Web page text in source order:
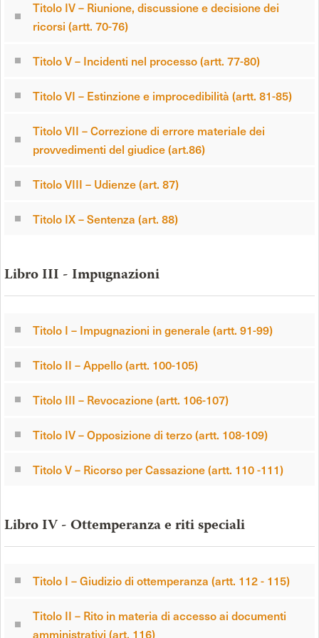
Titolo IV – Riunione, discussione e decisione dei
ricorsi (artt. 70-76)
Titolo V – Incidenti nel processo (artt. 77-80)
Titolo VI – Estinzione e improcedibilità (artt. 81-85)
Titolo VII – Correzione di errore materiale dei
provvedimenti del giudice (art.86)
Titolo VIII – Udienze (art. 87)
Titolo IX – Sentenza (art. 88)
Libro III - Impugnazioni
Titolo I – Impugnazioni in generale (artt. 91-99)
Titolo II – Appello (artt. 100-105)
Titolo III – Revocazione (artt. 106-107)
Titolo IV – Opposizione di terzo (artt. 108-109)
Titolo V – Ricorso per Cassazione (artt. 110 -111)
Libro IV - Ottemperanza e riti speciali
Titolo I – Giudizio di ottemperanza (artt. 112 - 115)
Titolo II – Rito in materia di accesso ai documenti
amministrativi (art. 116)